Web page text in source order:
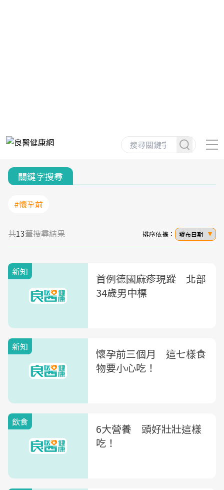
關鍵字搜尋
#懷孕前
共13筆搜尋結果 排序依據： 發布日期
新知
首例德國麻疹現蹤 北部
34歲男中標
新知
懷孕前三個月 這七樣食
物要小心吃！
飲食
6大營養 頭好壯壯這樣
吃！